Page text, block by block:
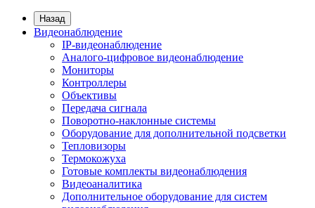
Назад
Видеонаблюдение
IP-видеонаблюдение
Аналого-цифровое видеонаблюдение
Мониторы
Контроллеры
Объективы
Передача сигнала
Поворотно-наклонные системы
Оборудование для дополнительной подсветки
Тепловизоры
Термокожуха
Готовые комплекты видеонаблюдения
Видеоаналитика
Дополнительное оборудование для систем